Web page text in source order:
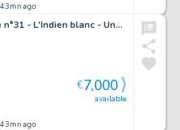
ago
Planche originale n°31 - L'Indien blanc - Undertaker
ago
available
€7,000